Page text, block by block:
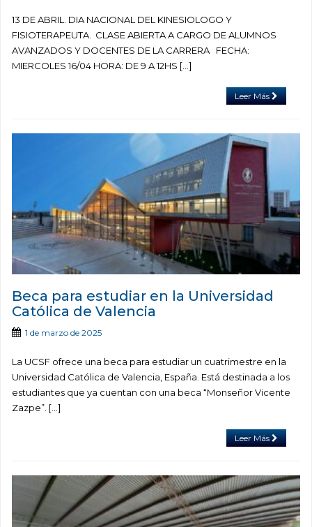
13 DE ABRIL. DIA NACIONAL DEL KINESIOLOGO Y
FISIOTERAPEUTA. CLASE ABIERTA A CARGO DE ALUMNOS
AVANZADOS Y DOCENTES DE LA CARRERA FECHA:
MIERCOLES 16/04 HORA: DE 9 A 12HS […]
Leer Más
Beca para estudiar en la Universidad
Católica de Valencia
1 de marzo de 2025
La UCSF ofrece una beca para estudiar un cuatrimestre en la
Universidad Católica de Valencia, España. Está destinada a los
estudiantes que ya cuentan con una beca “Monseñor Vicente
Zazpe”. […]
Leer Más